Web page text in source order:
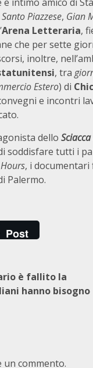
Santo Piazzese, Gian
Arena Letteraria,
che per sette
inoltre,
, tra
Estero) di
e incontri
dello
soddisfare tutti i
, i
Palermo.
Post
è fallito la
hanno bisogno
un commento.